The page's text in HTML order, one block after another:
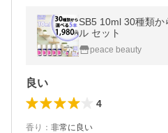
SB5 10ml 30種類か
ル セット
peace beauty
良い
4
香り ： 非常に良い